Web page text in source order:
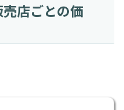
店ごとの価